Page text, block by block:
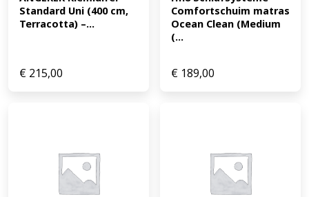
Standard Uni (400 cm,
Terracotta) –...
€ 215,00
Comfortschuim matras
Ocean Clean (Medium
(...
€ 189,00